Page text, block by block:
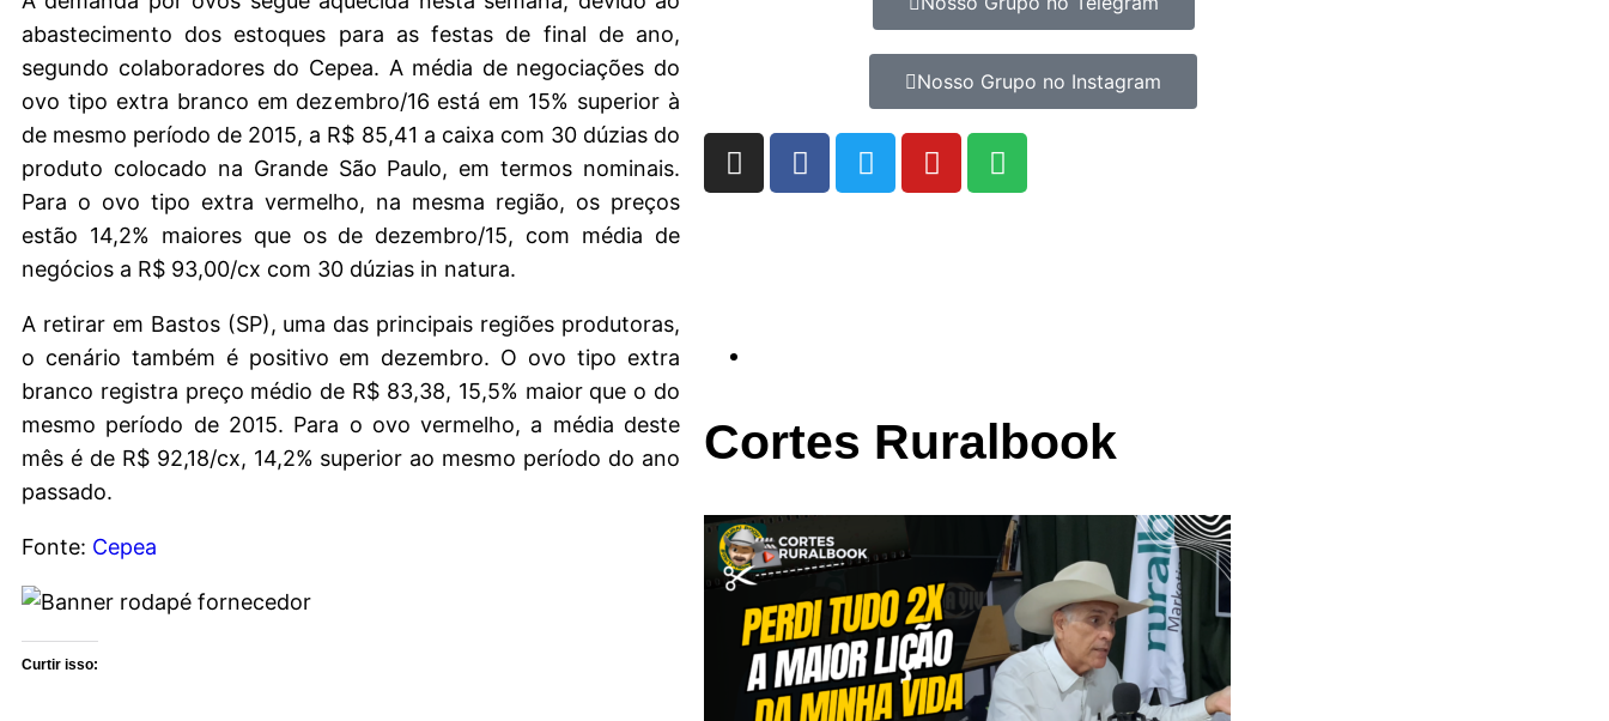
abastecimento dos estoques para as festas de final de ano,
segundo colaboradores do Cepea. A média de negociações do
ovo tipo extra branco em dezembro/16 está em 15% superior à
de mesmo período de 2015, a R$ 85,41 a caixa com 30 dúzias do
produto colocado na Grande São Paulo, em termos nominais.
Para o ovo tipo extra vermelho, na mesma região, os preços
estão 14,2% maiores que os de dezembro/15, com média de
negócios a R$ 93,00/cx com 30 dúzias in natura.
A retirar em Bastos (SP), uma das principais regiões produtoras,
o cenário também é positivo em dezembro. O ovo tipo extra
branco registra preço médio de R$ 83,38, 15,5% maior que o do
mesmo período de 2015. Para o ovo vermelho, a média deste
mês é de R$ 92,18/cx, 14,2% superior ao mesmo período do ano
passado.
Fonte: Cepea
Curtir isso:
Nosso Grupo no Instagram
Cortes Ruralbook